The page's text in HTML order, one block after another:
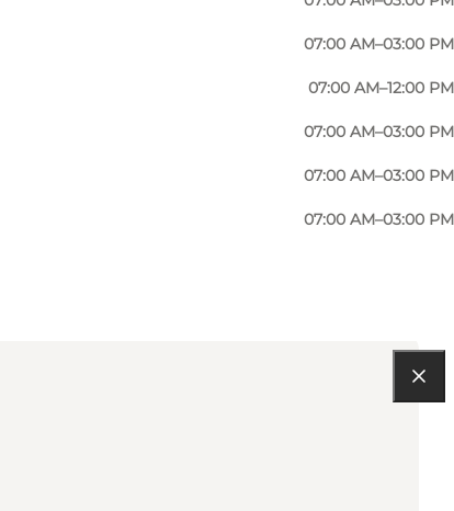
07:00 AM–03:00 PM
07:00 AM–12:00 PM
07:00 AM–03:00 PM
07:00 AM–03:00 PM
07:00 AM–03:00 PM